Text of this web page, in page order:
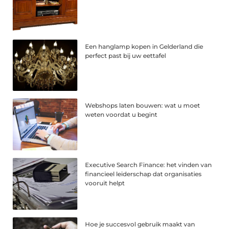
Een hanglamp kopen in Gelderland die
perfect past bij uw eettafel
Webshops laten bouwen: wat u moet
weten voordat u begint
Executive Search Finance: het vinden van
financieel leiderschap dat organisaties
vooruit helpt
Hoe je succesvol gebruik maakt van